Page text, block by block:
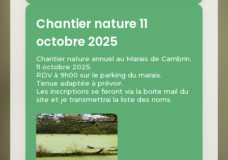
Chantier nature 11
octobre 2025
Chantier nature annuel au Marais de Cambrin.
11 octobre 2025.
RDV à 9h00 sur le parking du marais.
Tenue adaptée à prévoir.
Les inscriptions se feront via la boite mail du
site et je transmettrai la liste des noms.